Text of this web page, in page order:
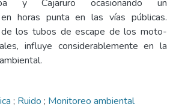
y Cajaruro ocasionando un
en horas punta en las vías públicas.
los tubos de escape de los moto-
influye considerablemente en la
; Ruido ; Monitoreo ambiental